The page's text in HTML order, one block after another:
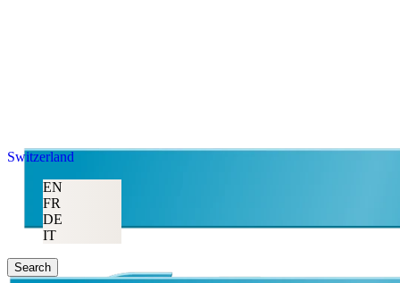
Switzerland
EN
FR
DE
IT
Search